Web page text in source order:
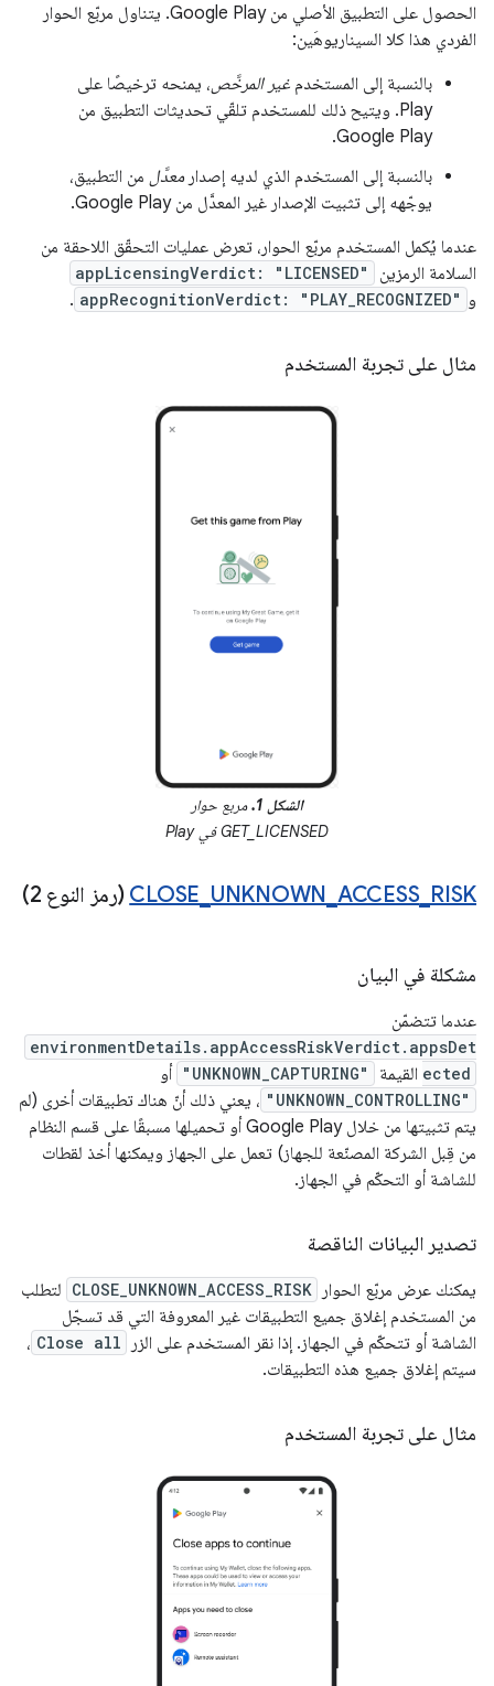
الحصول على التطبيق الأصلي من Google Play. يتناول مربّع الحوار
الفردي هذا كلا السيناريوهَين:
بالنسبة إلى المستخدم غير المرخَّص، يمنحه ترخيصًا على
Play. ويتيح ذلك للمستخدم تلقّي تحديثات التطبيق من
Google Play.
بالنسبة إلى المستخدم الذي لديه إصدار معدَّل من التطبيق،
يوجّهه إلى تثبيت الإصدار غير المعدَّل من Google Play.
عندما يُكمل المستخدم مربّع الحوار، تعرض عمليات التحقّق اللاحقة من
السلامة الرمزين
appLicensingVerdict: "LICENSED"
و appRecognitionVerdict: "PLAY_RECOGNIZED"
.
مثال على تجربة المستخدم
الشكل 1.
مربع حوار
GET_LICENSED في Play
CLOSE UNKNOWN ACCESS_ RISK (رمز النوع 2)
مشكلة في البيان
عندما تتضمّن
environmentDetails.appAccessRiskVerdict.appsDet
ected القيمة "UNKNOWN_CAPTURING" أو
"UNKNOWN_CONTROLLING" ، يعني ذلك أنّ هناك تطبيقات أخرى (لم
يتم تثبيتها من خلال Google Play أو تحميلها مسبقًا على قسم النظام
من قِبل الشركة المصنّعة للجهاز) تعمل على الجهاز ويمكنها أخذ لقطات
للشاشة أو التحكّم في الجهاز.
تصدير البيانات الناقصة
يمكنك عرض مربّع الحوار CLOSE_UNKNOWN_ACCESS_RISK لتطلب
من المستخدم إغلاق جميع التطبيقات غير المعروفة التي قد تسجّل
الشاشة أو تتحكّم في الجهاز. إذا نقر المستخدم على الزر
Close all ،
سيتم إغلاق جميع هذه التطبيقات.
مثال على تجربة المستخدم